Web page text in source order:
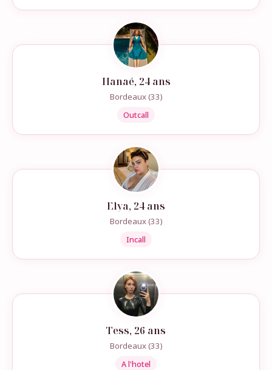
Hanaé, 24 ans
Bordeaux (33)
Outcall
Elya, 24 ans
Bordeaux (33)
Incall
Tess, 26 ans
Bordeaux (33)
A l'hotel